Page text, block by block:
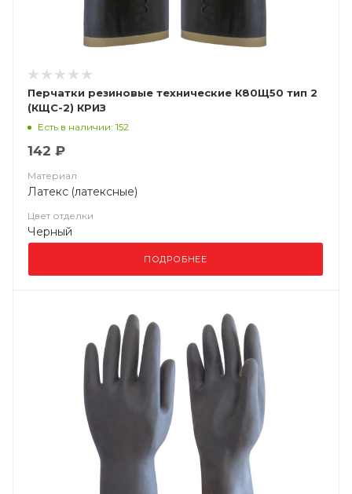
Перчатки резиновые технические К80Щ50 тип 2
(КЩС-2) КРИЗ
Есть в наличии: 152
142 ₽
Материал
Латекс (латексные)
Цвет отделки
Черный
ПОДРОБНЕЕ